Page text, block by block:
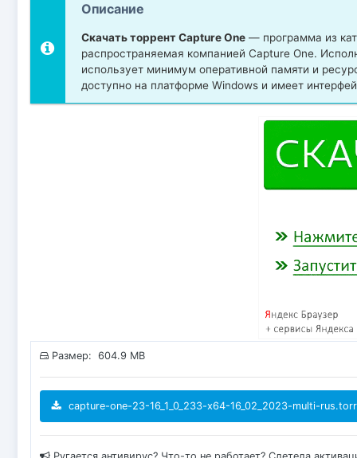
Описание
Скачать торрент Capture One— программа из
распространяемая компанией Capture One.
использует минимум оперативной памяти и
доступно на платформе Windows и имеет
Размер: 604.9 MB
capture-one-23-16_1_0_233-x64-16_02_2023-multi-